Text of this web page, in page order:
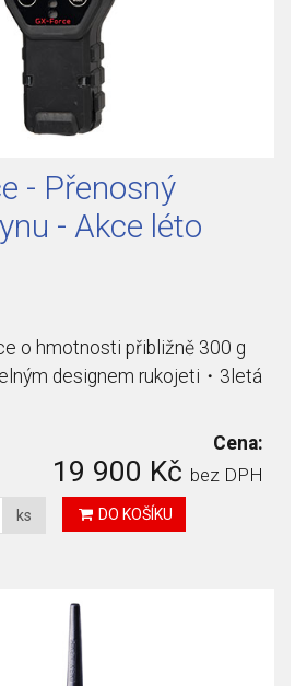
- Přenosný
- Akce léto
o hmotnosti přibližně 300 g
designem rukojeti・3letá
Cena:
19 900 Kč bez DPH
ks DO KOŠÍKU